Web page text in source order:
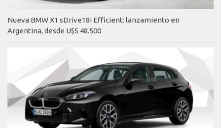
Nueva BMW X1 sDrive18i Efficient: lanzamiento en
Argentina, desde U$S 48.500